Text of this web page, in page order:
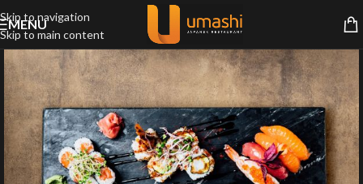
Skip to navigation
Skip to main content
MENU